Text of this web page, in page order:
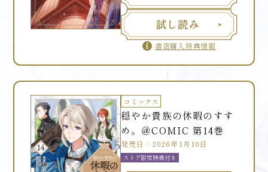
書店購入特典情報
コミックス
穏やか貴族の休暇のすす
め。＠COMIC 第14巻
発売日：2026年1月10日
ストア限定特典付き